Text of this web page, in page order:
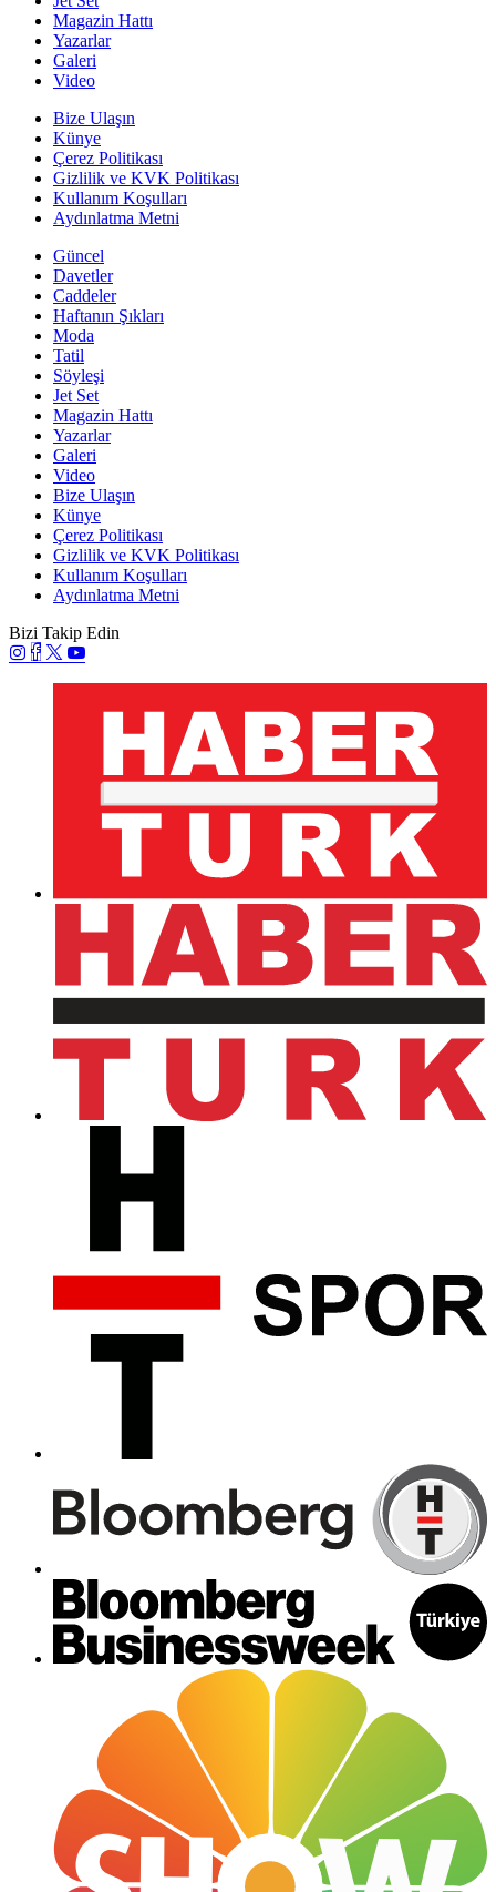
Magazin Hattı
Yazarlar
Galeri
Video
Bize Ulaşın
Künye
Çerez Politikası
Gizlilik ve KVK Politikası
Kullanım Koşulları
Aydınlatma Metni
Güncel
Davetler
Caddeler
Haftanın Şıkları
Moda
Tatil
Söyleşi
Jet Set
Magazin Hattı
Yazarlar
Galeri
Video
Bize Ulaşın
Künye
Çerez Politikası
Gizlilik ve KVK Politikası
Kullanım Koşulları
Aydınlatma Metni
Bizi Takip Edin